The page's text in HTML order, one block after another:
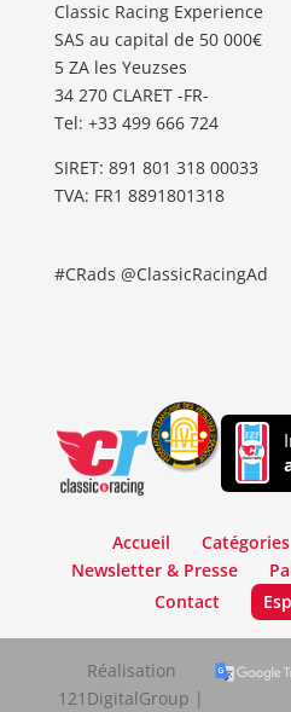
Classic Racing Experience
SAS au capital de 50 000€
5 ZA les Yeuzses
34 270 CLARET -FR-
Tel: ‭+33 499 666 724‬
SIRET: 891 801 318 00033
TVA: FR1 8891801318
#CRads @ClassicRacingAd
Accueil Catégories
Newsletter & Presse
Contact
Réalisation
121DigitalGroup |